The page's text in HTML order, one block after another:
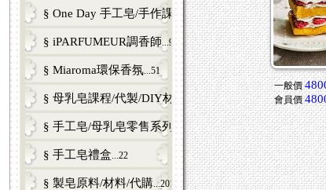
§ One Day 手工皂/手作課 ...121
§ iPARFUMEUR調香師 ...9
§ Miaroma環保香氛 ...51
§ 母乳皂課程/代製/DIY材料包/零售...81
§ 手工皂/母乳皂零售系列 ...53
§ 手工皂禮盒 ...22
§ 製皂原料/材料/代購 ...201
一般價
會員價